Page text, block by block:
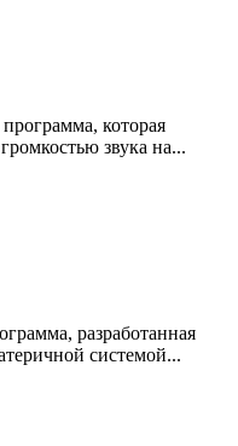
которая
звука на...
разработанная
системой...